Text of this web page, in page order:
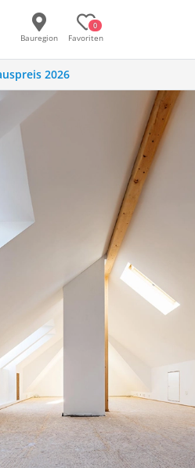
Bauregion
0
Favoriten
2026